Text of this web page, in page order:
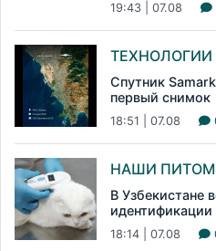
19:43 | 07.08
ТЕХНОЛОГИИ
Спутник
первый снимок
18:51 | 07.08
НАШИ
В Узбекистане
18:14 | 07.08